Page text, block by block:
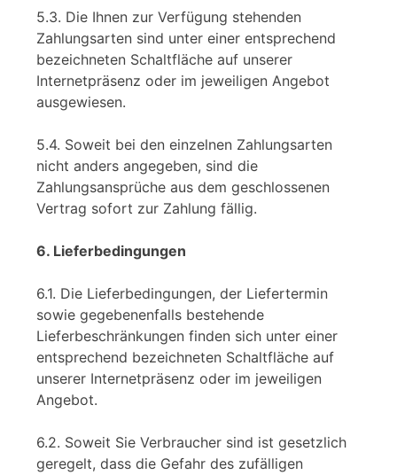
5.3. Die Ihnen zur Verfügung stehenden
Zahlungsarten sind unter einer entsprechend
bezeichneten Schaltfläche auf unserer
Internetpräsenz oder im jeweiligen Angebot
ausgewiesen.
5.4. Soweit bei den einzelnen Zahlungsarten
nicht anders angegeben, sind die
Zahlungsansprüche aus dem geschlossenen
Vertrag sofort zur Zahlung fällig.
6. Lieferbedingungen
6.1. Die Lieferbedingungen, der Liefertermin
sowie gegebenenfalls bestehende
Lieferbeschränkungen finden sich unter einer
entsprechend bezeichneten Schaltfläche auf
unserer Internetpräsenz oder im jeweiligen
Angebot.
6.2. Soweit Sie Verbraucher sind ist gesetzlich
geregelt, dass die Gefahr des zufälligen